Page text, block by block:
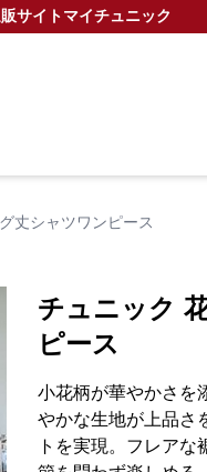
サイトマイチュニック
丈シャツワンピース
チュニック
ピース
小花柄が華やかさを
やかな生地が上品さ
トを実現。フレア